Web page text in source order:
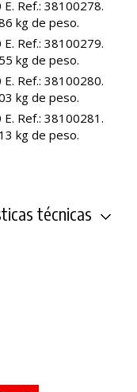
Ref.: 38100278.
kg de peso.
Ref.: 38100279.
kg de peso.
Ref.: 38100280.
kg de peso.
Ref.: 38100281.
kg de peso.
técnicas